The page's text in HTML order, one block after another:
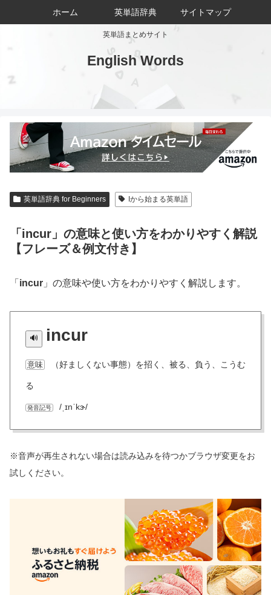
英単語まとめサイト
English Words
ホーム 英単語辞典 サイトマップ
英単語辞典 for Beginners Iから始まる英単語
「incur」の意味と使い方をわかりやすく解説
【フレーズ＆例文付き】
「 incur 」の意味や使い方をわかりやすく解説します。
incur
意味 （好ましくない事態）を招く、被る、負う、こうむ
る
発音記号 /ˌɪnˈkɝ/
※音声が再生されない場合は読み込みを待つかブラウザ変更をお
試しください。